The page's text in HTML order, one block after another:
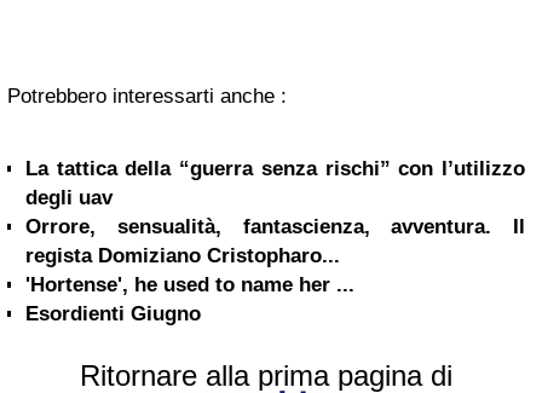
Potrebbero interessarti anche :
La tattica della “guerra senza rischi” con l’utilizzo
degli uav
Orrore, sensualità, fantascienza, avventura. Il
regista Domiziano Cristopharo...
'Hortense', he used to name her ...
Esordienti Giugno
Ritornare alla prima pagina di